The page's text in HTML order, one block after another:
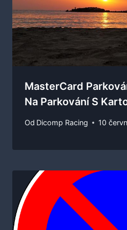
MasterCard
Na Parkování S
Od Dicomp Racing 10